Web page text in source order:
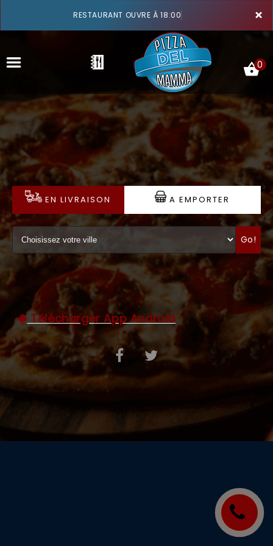
×
RESTAURANT OUVRE À 18:00
ACCUEIL
LA CARTE
VOTRE COMPTE
NOTRE RESTAURANT
VOS AVIS
MENTIONS LÉGALES
C.G.V
0
EN LIVRAISON A EMPORTER
Go!
Télécharger App Android